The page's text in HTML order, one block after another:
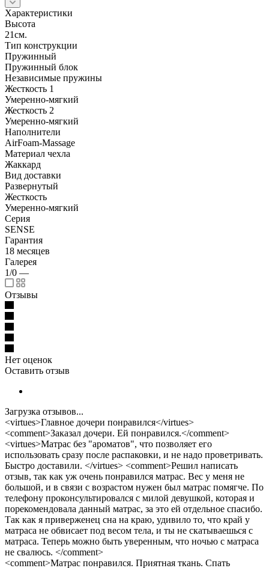
Характеристики
Высота
21см.
Тип конструкции
Пружинный
Пружинный блок
Независимые пружины
Жесткость 1
Умеренно-мягкий
Жесткость 2
Умеренно-мягкий
Наполнители
AirFoam-Massage
Материал чехла
Жаккард
Вид доставки
Развернутый
Жесткость
Умеренно-мягкий
Серия
SENSE
Гарантия
18 месяцев
Галерея
1/0 —
Отзывы
Нет оценок
Оставить отзыв
Загрузка отзывов...
<virtues>Главное дочери понравился</virtues>
<comment>Заказал дочери. Ей понравился.</comment>
<virtues>Матрас без "ароматов", что позволяет его
использовать сразу после распаковки, и не надо проветривать.
Быстро доставили. </virtues> <comment>Решил написать
отзыв, так как уж очень понравился матрас. Вес у меня не
большой, и в связи с возрастом нужен был матрас помягче. По
телефону проконсультировался с милой девушкой, которая и
порекомендовала данный матрас, за это ей отдельное спасибо.
Так как я приверженец сна на краю, удивило то, что край у
матраса не обвисает под весом тела, и ты не скатываешься с
матраса. Теперь можно быть уверенным, что ночью с матраса
не свалюсь. </comment>
<comment>Матрас понравился. Приятная ткань. Спать